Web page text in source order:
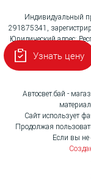
Индивидуальный
291875341,
Юридический адрес:
Барановичи,
Автосвет.бай -
Сайт использует
Продолжая
Если вы не
Узнать цену